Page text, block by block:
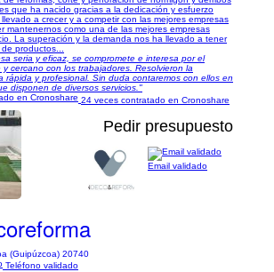
que ha nacido gracias a la dedicación y esfuerzo
a crecer y a competir con las mejores empresas
mantenernos como una de las mejores empresas
La superación y la demanda nos ha llevado a tener
productos...
seria y eficaz, se compromete e interesa por el
y cercano con los trabajadores. Resolvieron la
rápida y profesional. Sin duda contaremos con ellos en
disponen de diversos servicios."
24 veces contratado en Cronoshare
Pedir presupuesto
(Guipúzcoa) 20740
Email validado
Teléfono validado